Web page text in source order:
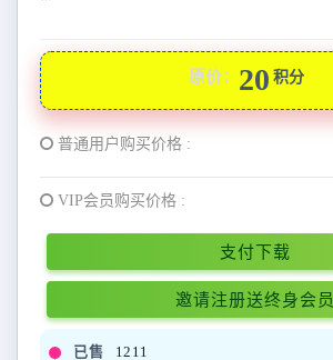
原价： 20 积分
普通用户购买价格 :
VIP会员购买价格 :
支付下载
邀请注册送终身会员
已售 1211